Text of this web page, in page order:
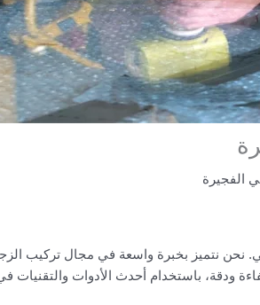
الفجيرة
نحن نتميز بخبرة واسعة في مجال تركيب
ودقة، باستخدام أحدث الأدوات والتقنيات